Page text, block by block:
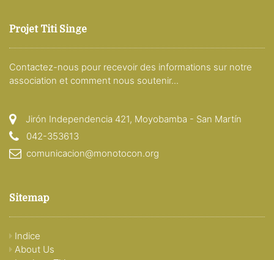
Projet Titi Singe
Contactez-nous pour recevoir des informations sur notre
association et comment nous soutenir...
Jirón Independencia 421, Moyobamba - San Martín
042-353613
comunicacion@monotocon.org
Sitemap
Indice
About Us